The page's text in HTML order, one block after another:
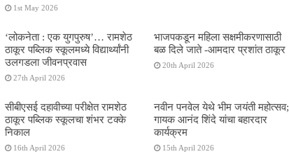
1st May 2026
‌‘लोकनेता : एक युगपुरुष‌’… रामशेठ
ठाकूर पब्लिक स्कूलमध्ये विद्यार्थ्यांनी
उलगडला जीवनप्रवास
27th April 2026
भाजपकडून महिला सक्षमीकरणासाठी
बळ दिले जाते -आमदार प्रशांत ठाकूर
20th April 2026
सीबीएसई दहावीच्या परीक्षेत रामशेठ
ठाकूर पब्लिक स्कूलचा शंभर टक्के
निकाल
16th April 2026
नवीन पनवेल येथे भीम जयंती महोत्सव;
गायक आनंद शिंदे यांचा बहारदार
कार्यक्रम
15th April 2026